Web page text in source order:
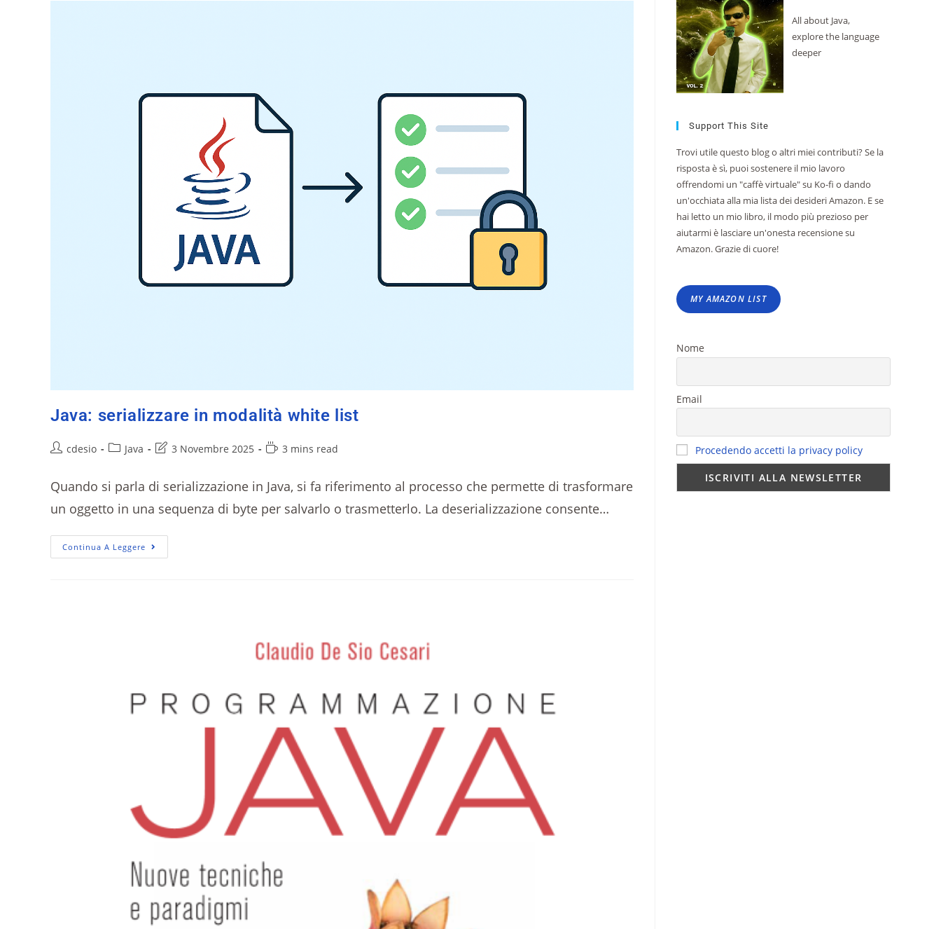
Java: serializzare in modalità white list
cdesio Java 3 Novembre 2025 3 mins read
Quando si parla di serializzazione in Java, si fa riferimento al processo che permette di trasformare
un oggetto in una sequenza di byte per salvarlo o trasmetterlo. La deserializzazione consente…
Continua A Leggere
All about Java,
explore the language
deeper
Support This Site
Trovi utile questo blog o altri miei contributi? Se la
risposta è sì, puoi sostenere il mio lavoro
offrendomi un "caffè virtuale" su Ko-fi o dando
un'occhiata alla mia lista dei desideri Amazon. E se
hai letto un mio libro, il modo più prezioso per
aiutarmi è lasciare un'onesta recensione su
Amazon. Grazie di cuore!
MY AMAZON LIST
Nome
Email
Procedendo accetti la privacy policy